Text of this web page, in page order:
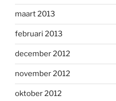
maart 2013
februari 2013
december 2012
november 2012
oktober 2012